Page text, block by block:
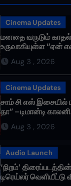
Cinema Updates
மனதை வருடும்
உருவாகியுள்ள
செய்தாய்” – டீசர்
Aug 3 , 2026
Cinema Updates
சாம் சி எஸ் இசையில்
தா” – டிமான்டி
ரசிகர்களை கவர்ந்து
Aug 3 , 2026
Audio Launch
‘நிறம்’
டிரெய்லர் வெளியீட்டு